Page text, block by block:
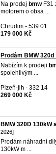
Na prodej bmwF31
motorem o obsa ...
Chrudim - 539 01
179 000 Kč
Prodám BMW 320d
Nabízím k prodeji
spolehlivým ...
Plzeň-jih - 332 14
269 000 Kč
BMW 320D 130kW
2026]
Prodám náhradní
130kW m ...